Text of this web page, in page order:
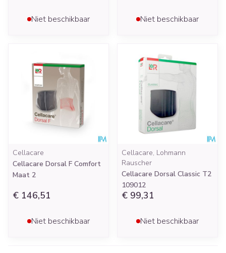
Niet beschikbaar Niet beschikbaar
Cellacare
Cellacare Dorsal F Comfort
Maat 2
€ 146,51
Niet beschikbaar
Cellacare, Lohmann
Rauscher
Cellacare Dorsal Classic T2
109012
€ 99,31
Niet beschikbaar